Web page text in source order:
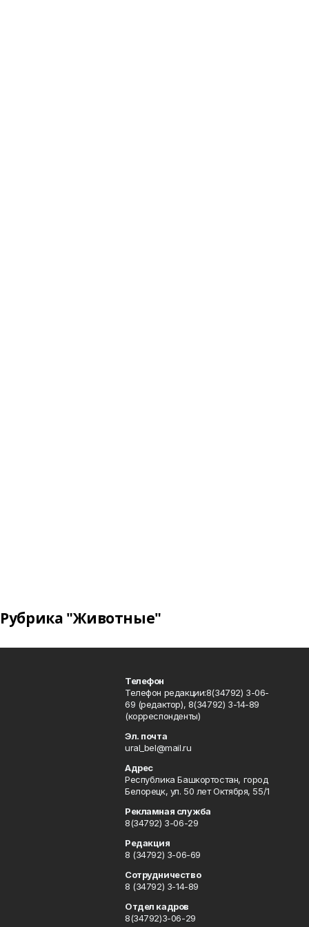
Рубрика "Животные"
Телефон
Телефон редакции:8(34792) 3-06-
69 (редактор), 8(34792) 3-14-89
(корреспонденты)
Эл. почта
ural_bel@mail.ru
Адрес
Республика Башкортостан, город
Белорецк, ул. 50 лет Октября, 55/1
Рекламная служба
8(34792) 3-06-29
Редакция
8 (34792) 3-06-69
Сотрудничество
8 (34792) 3-14-89
Отдел кадров
8(34792)3-06-29